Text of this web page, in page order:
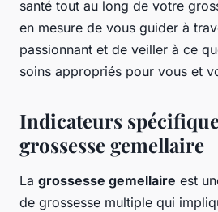
santé tout au long de votre
en mesure de vous guider à
passionnant et de veiller à ce
soins appropriés pour vous et
Indicateurs
grossesse gemellaire
La grossesse gemellaire est
de grossesse multiple qui